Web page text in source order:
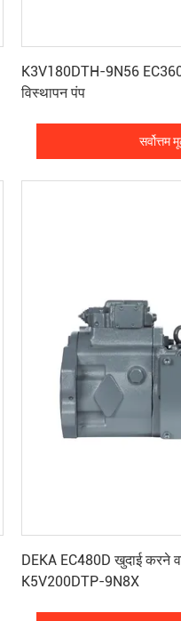
K3V180DTH-9N56 EC360 . के लिए हाइड्रोलिक वैरिएबल
विस्थापन पंप
सर्वोत्तम
DEKA EC480D खुदाई करने
K5V200DTP-9N8X